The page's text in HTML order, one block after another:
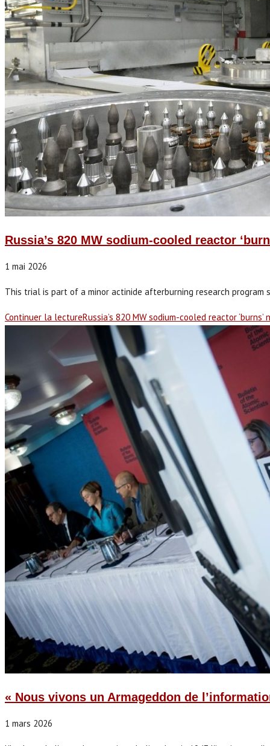
Russia’s 820 MW sodium-cooled reactor
1 mai 2026
This trial is part of a minor actinide afterburning research program
Continuer la lectureRussia’s 820 MW sodium-cooled reactor
« Nous vivons un Armageddon de
1 mars 2026